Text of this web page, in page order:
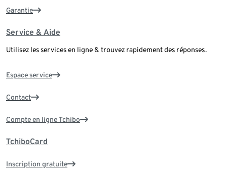
Garantie
Service & Aide
Utilisez les services en ligne & trouvez rapidement des réponses.
Espace service
Contact
Compte en ligne Tchibo
TchiboCard
Inscription gratuite